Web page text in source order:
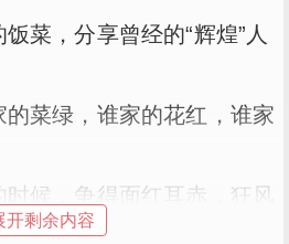
，分享曾经的“辉煌”人
菜绿，谁家的花红，谁家
候，争得面红耳赤，狂风
西歪的时候，一堆人便一齐
开剩余内容